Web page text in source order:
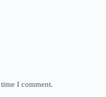
I comment.